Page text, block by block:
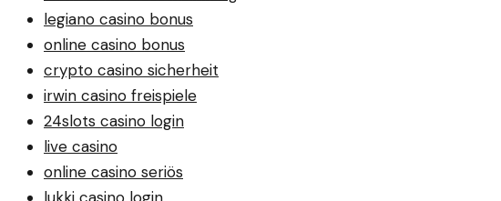
legiano casino bonus
online casino bonus
crypto casino sicherheit
irwin casino freispiele
24slots casino login
live casino
online casino seriös